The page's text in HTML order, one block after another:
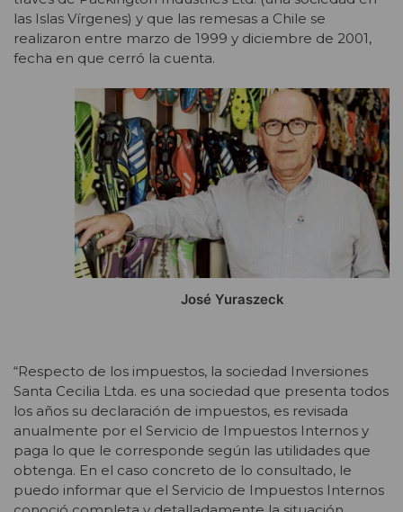
las Islas Vírgenes) y que las remesas a Chile se
realizaron entre marzo de 1999 y diciembre de 2001,
fecha en que cerró la cuenta.
José Yuraszeck
“Respecto de los impuestos, la sociedad Inversiones
Santa Cecilia Ltda. es una sociedad que presenta todos
los años su declaración de impuestos, es revisada
anualmente por el Servicio de Impuestos Internos y
paga lo que le corresponde según las utilidades que
obtenga. En el caso concreto de lo consultado, le
puedo informar que el Servicio de Impuestos Internos